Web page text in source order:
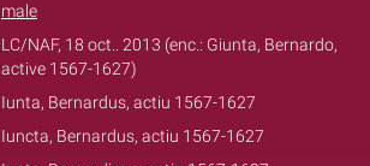
male
LC/NAF, 18 oct.. 2013 (enc.: Giunta, Bernardo,
active 1567-1627)
Iunta, Bernardus, actiu 1567-1627
Iuncta, Bernardus, actiu 1567-1627